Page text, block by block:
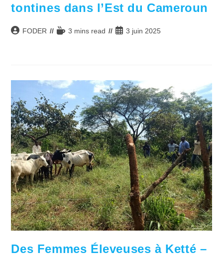
tontines dans l’Est du Cameroun
Auteur/autrice
FODER
Temps3 mins read
Publication
3 juin 2025
Des Femmes Éleveuses à Ketté –